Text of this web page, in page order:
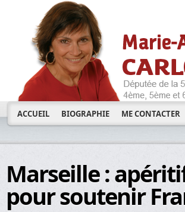
ACCUEIL BIOGRAPHIE ME CONTACTER
Marseille :
pour soutenir